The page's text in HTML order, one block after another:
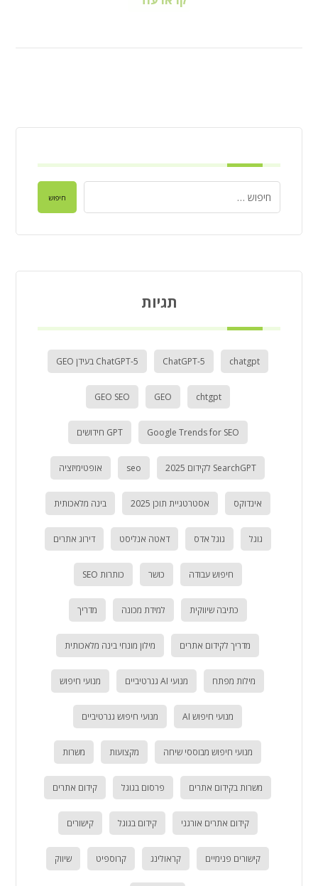
חיפוש
תגיות
chatgpt
ChatGPT-5 ChatGPT-5 בעידן GEO
chtgpt
GEO
GEO SEO
Google Trends for SEO GPT חידושים
SearchGPT לקידום 2025 seo אופטימיזציה
אינדוקס אסטרטגיית תוכן 2025 בינה מלאכותית
גוגל גוגל אדס דאטה אנליסט דירוג אתרים
חיפוש עבודה כושר כותרות SEO
כתיבה שיווקית למידת מכונה מדריך
מדריך לקידום אתרים מילון מונחי בינה מלאכותית
מילות מפתח מנועי AI גנרטיביים מנועי חיפוש
מנועי חיפוש AI מנועי חיפוש גנרטיביים
מנועי חיפוש מבוססי שיחה מקצועות משרות
משרות בקידום אתרים פרסום בגוגל קידום אתרים
קידום אתרים אורגני קידום בגוגל קישורים
קישורים פנימיים קראולינג קרוספיט שיווק